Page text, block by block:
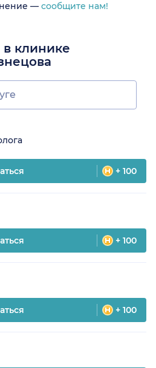
— сообщите нам!
клинике
+ 100
+ 100
+ 100